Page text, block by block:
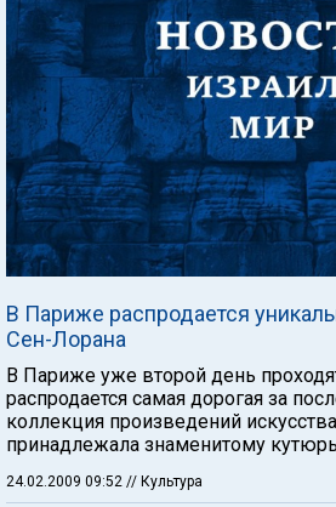
В Париже распродается
Сен-Лорана
В Париже уже второй день
распродается самая дорогая за
коллекция произведений
принадлежала знаменитому
24.02.2009 09:52 // Культура